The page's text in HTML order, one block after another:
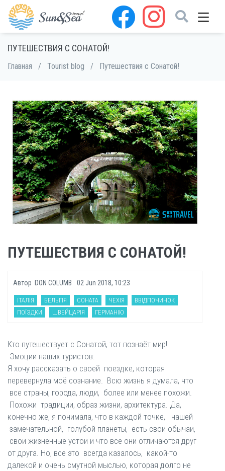
ПУТЕШЕСТВИЯ С СОНАТОЙ!
Главная / Tourist blog / Путешествия с Сонатой!
ПУТЕШЕСТВИЯ С СОНАТОЙ!
Автор DON COLUMB 02 Jun 2018, 10:23
ІТАЛІЯ БЕЛЬГІЯ СОНАТА ЧЕХІЯ
ВВІДПОЧИНОК
ПОЇЗДКИ
ШВЕЙЦАРІЯ ГЕРМАНІЮ
Кто путешествует с Сонатой, тот познаёт мир!
Эмоции наших туристов:
Я хочу рассказать о своей поездке, которая
перевернула моё сознание. Всю жизнь я думала, что
все страны, города, люди, более или менее похожи.
Похожи традиции, образ жизни, архитектура. Да,
конечно же, я понимала, что в каждой точке, нашей
замечательной, голубой планеты, есть свои обычаи,
свои жизненные устои и что все они отличаются друг
от друга. Но, все это всегда казалось, какой-то
далекой и очень смутной мыслью, которая долго не